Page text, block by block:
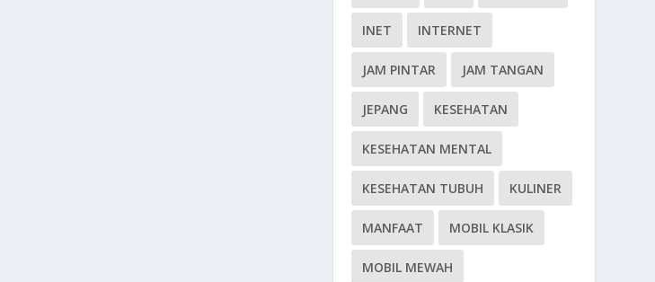
INET INTERNET
JAM PINTAR JAM TANGAN
JEPANG KESEHATAN
KESEHATAN MENTAL
KESEHATAN TUBUH KULINER
MANFAAT MOBIL KLASIK
MOBIL MEWAH